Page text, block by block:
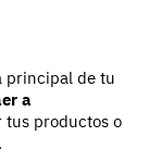
principal de tu
a
tus productos o